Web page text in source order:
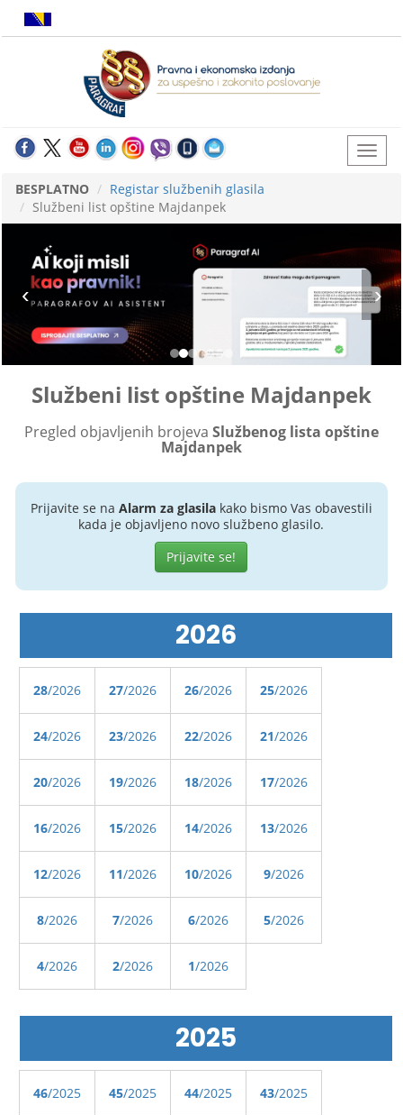
BESPLATNO
Registar službenih glasila
Službeni list opštine Majdanpek
Službeni list opštine Majdanpek
Pregled objavljenih brojeva Službenog lista opštine
Majdanpek
Prijavite se na Alarm za glasilakako bismo Vas obavestili
kada je objavljeno novo službeno glasilo.
Prijavite se!
2026
28/2026 27/2026 26/2026 25/2026
24/2026 23/2026 22/2026 21/2026
20/2026 19/2026 18/2026 17/2026
16/2026 15/2026 14/2026 13/2026
12/2026 11/2026 10/2026 9/2026
8/2026 7/2026 6/2026 5/2026
4/2026 2/2026 1/2026
2025
46/2025 45/2025 44/2025 43/2025